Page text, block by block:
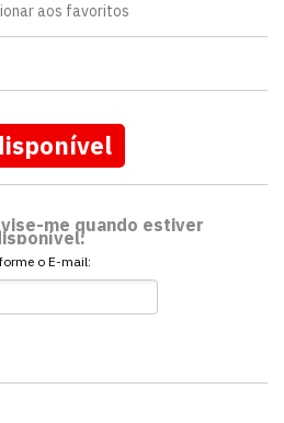
aos favoritos
me quando estiver
o E-mail: